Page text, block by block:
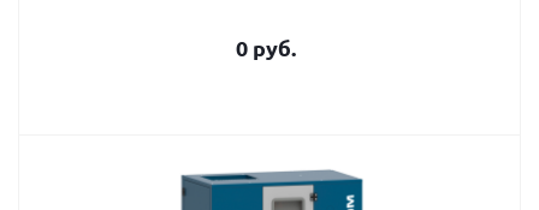
0 руб.